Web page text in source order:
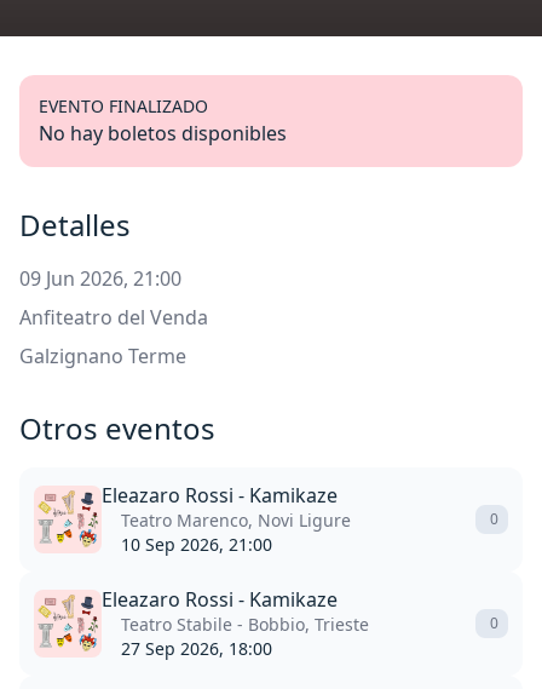
EVENTO FINALIZADO
No hay boletos disponibles
Detalles
09 Jun 2026, 21:00
Anfiteatro del Venda
Galzignano Terme
Otros eventos
Eleazaro Rossi - Kamikaze
Teatro Marenco, Novi Ligure
10 Sep 2026, 21:00
0
Eleazaro Rossi - Kamikaze
Teatro Stabile - Bobbio, Trieste
27 Sep 2026, 18:00
0